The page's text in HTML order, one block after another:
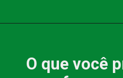
O que você